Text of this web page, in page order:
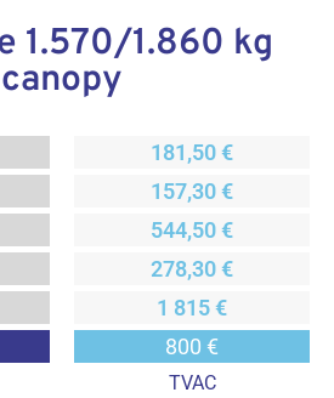
1.570/1.860 kg
canopy
181,50 €
157,30 €
544,50 €
278,30 €
1 815 €
800 €
TVAC